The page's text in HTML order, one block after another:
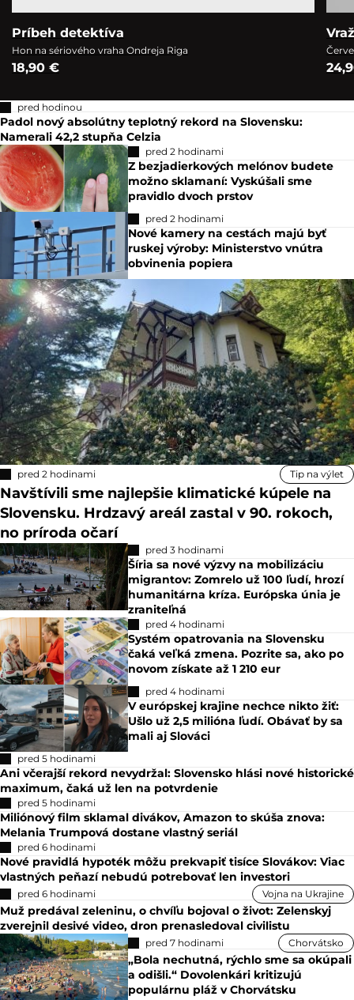
Príbeh detektíva
Hon na sériového vraha Ondreja Riga
18,90 €
pred hodinou
Padol nový absolútny teplotný rekord na Slovensku:
Namerali 42,2 stupňa Celzia
pred 2 hodinami
Z bezjadierkových melónov budete
možno sklamaní: Vyskúšali sme
pravidlo dvoch prstov
pred 2 hodinami
Nové kamery na cestách majú byť
ruskej výroby: Ministerstvo vnútra
obvinenia popiera
pred 2 hodinami Tip na výlet
Navštívili sme najlepšie klimatické kúpele na
Slovensku. Hrdzavý areál zastal v 90. rokoch,
no príroda očarí
pred 3 hodinami
Šíria sa nové výzvy na mobilizáciu
migrantov: Zomrelo už 100 ľudí, hrozí
humanitárna kríza. Európska únia je
zraniteľná
pred 4 hodinami
Systém opatrovania na Slovensku
čaká veľká zmena. Pozrite sa, ako po
novom získate až 1 210 eur
pred 4 hodinami
V európskej krajine nechce nikto žiť:
Ušlo už 2,5 milióna ľudí. Obávať by sa
mali aj Slováci
pred 5 hodinami
Ani včerajší rekord nevydržal: Slovensko hlási nové historické
maximum, čaká už len na potvrdenie
pred 5 hodinami
Miliónový film sklamal divákov, Amazon to skúša znova:
Melania Trumpová dostane vlastný seriál
pred 6 hodinami
Nové pravidlá hypoték môžu prekvapiť tisíce Slovákov: Viac
vlastných peňazí nebudú potrebovať len investori
pred 6 hodinami Vojna na Ukrajine
Muž predával zeleninu, o chvíľu bojoval o život: Zelenskyj
zverejnil desivé video, dron prenasledoval civilistu
pred 7 hodinami Chorvátsko
„Bola nechutná, rýchlo sme sa okúpali
a odišli.“ Dovolenkári kritizujú
populárnu pláž v Chorvátsku